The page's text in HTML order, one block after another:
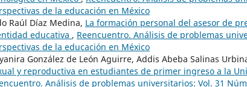
de la educación en México
Raúl Díaz Medina, La formación personal del asesor de
educativa , Reencuentro. Análisis de problemas
de la educación en México
González de León Aguirre, Addis Abeba Salinas
y reproductiva en estudiantes de primer ingreso a la
Análisis de problemas universitarios: Vol. 31